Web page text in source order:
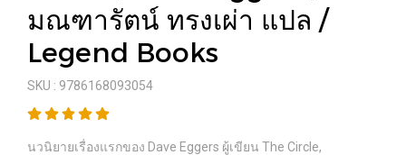
มณฑารัตน์ ทรงเผ่า แปล /
Legend Books
SKU : 9786168093054
นวนิยายเรื่องแรกของ Dave Eggers ผู้เขียน The Circle,